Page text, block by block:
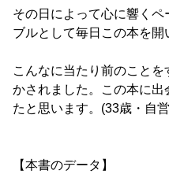
その日によって心に響く
ブルとして毎日この本を
こんなに当たり前のこと
かされました。この本に
たと思います。(33歳・自
【本書のデータ】